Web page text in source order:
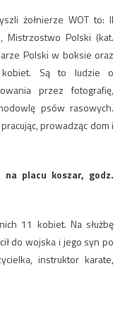
żołnierze WOT to: II
Mistrzostwo Polski (kat.
Polski w boksie oraz
kobiet. Są to ludzie o
przez fotografię,
psów rasowych.
prowadząc dom i
na placu koszar, godz.
11 kobiet. Na służbę
do wojska i jego syn po
instruktor karate,